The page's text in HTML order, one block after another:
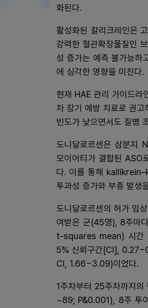
화된다.
활성화된 칼리크레인은
강력한 혈관확장물질인
성 증가는 예측 불가능하
에 심각한 영향을 미친다.
현재 HAE 관리 가이드
차 장기 예방 치료로 권고
빈도가 낮으면서도 질병
도니달로르센은 삼분
모이어티가 결합된 ASO
다. 이를 통해
투과성 증가와 부종 발생
도니달로르센의 허가 임
여받은 군(45명), 8주마
t-squares mean) 시간
5% 신뢰구간[CI],
CI, 1.66~3.09)이었다.
1주차부터 25주차까지
~89; P&0.001), 8주 투